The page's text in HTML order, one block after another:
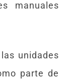
manuales
unidades
parte de